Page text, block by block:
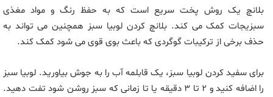
بلانچ یک روش پخت سریع است که به حفظ رنگ و مواد مغذی
سبزیجات کمک می کند. بلانچ کردن لوبیا سبز همچنین می تواند به
حذف برخی از ترکیبات گوگردی که باعث بوی قوی می شود کمک کند.
برای سفید کردن لوبیا سبز، یک قابلمه آب را به جوش بیاورید. لوبیا سبز
را اضافه کنید و ۲ تا ۳ دقیقه یا تا زمانی که سبز روشن شود تفت دهید.